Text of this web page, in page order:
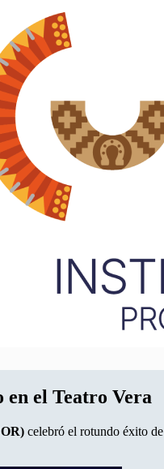
en el Teatro Vera
celebró el rotundo éxito de